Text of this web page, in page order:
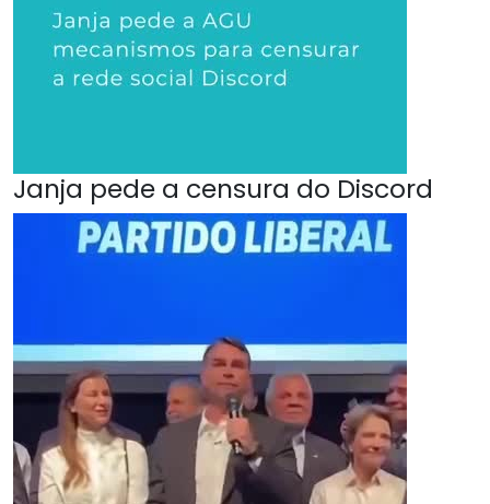
Janja pede a censura do Discord